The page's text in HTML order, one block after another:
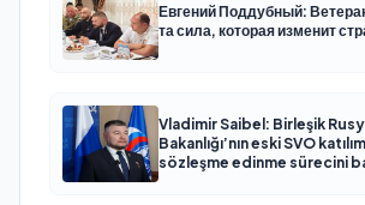
Евгений Поддубный:
та сила, которая изменит
Vladimir Saibel: Birleşik
Bakanlığı’nın eski SVO
sözleşme edinme sürecini